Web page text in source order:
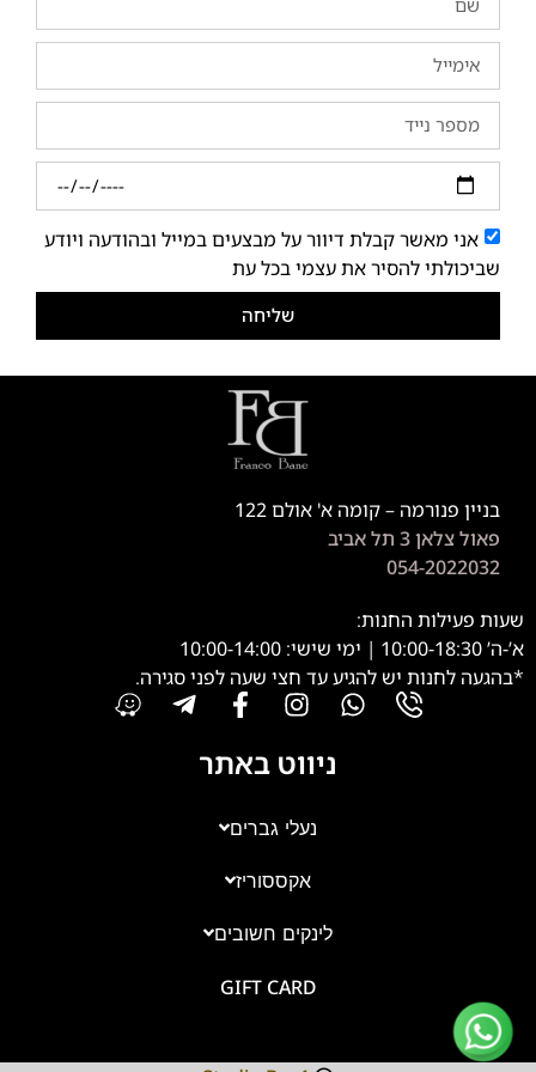
אני מאשר קבלת דיוור על מבצעים במייל ובהודעה ויודע
שביכולתי להסיר את עצמי בכל עת
שליחה
בניין פנורמה – קומה א' אולם 122
פאול צלאן 3 תל אביב
054-2022032
שעות פעילות החנות:
א’-ה’ 10:00-18:30 | ימי שישי: 10:00-14:00
*בהגעה לחנות יש להגיע עד חצי שעה לפני סגירה.
ניווט באתר
נעלי גברים
אקססוריז
לינקים חשובים
GIFT CARD